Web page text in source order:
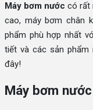
Máy bơm nước có rất
cao, máy bơm chân
phẩm phù hợp nhất
tiết và các sản phẩm
đây!
Máy bơm